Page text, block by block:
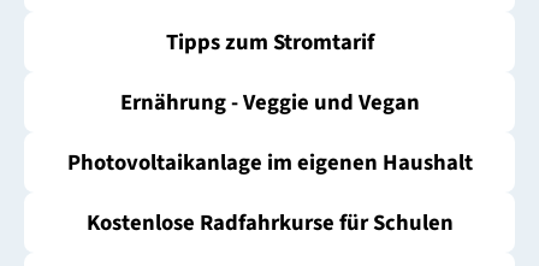
Tipps zum Stromtarif
Ernährung - Veggie und Vegan
Photovoltaikanlage im eigenen Haushalt
Kostenlose Radfahrkurse für Schulen